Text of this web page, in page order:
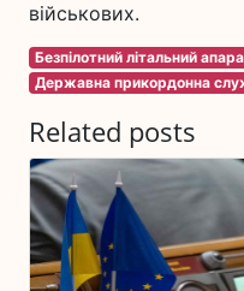
військових.
Безпілотний літальний
Державна прикордонна
Related posts